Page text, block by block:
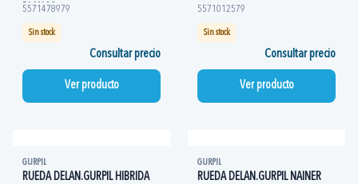
BLANCO
5571478979
Sin stock
Consultar precio
Ver producto
5571012579
Sin stock
Consultar precio
Ver producto
GURPIL
RUEDA DELAN.GURPIL HIBRIDA
GURPIL
RUEDA DELAN.GURPIL NAINER